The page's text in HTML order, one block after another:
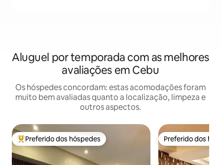
Aluguel por temporada com as melhores
avaliações em Cebu
Os hóspedes concordam: estas acomodações foram
muito bem avaliadas quanto a localização, limpeza e
outros aspectos.
Entre os melhores preferidos dos hóspedes
Preferido dos hóspedes Preferido dos
Preferido dos